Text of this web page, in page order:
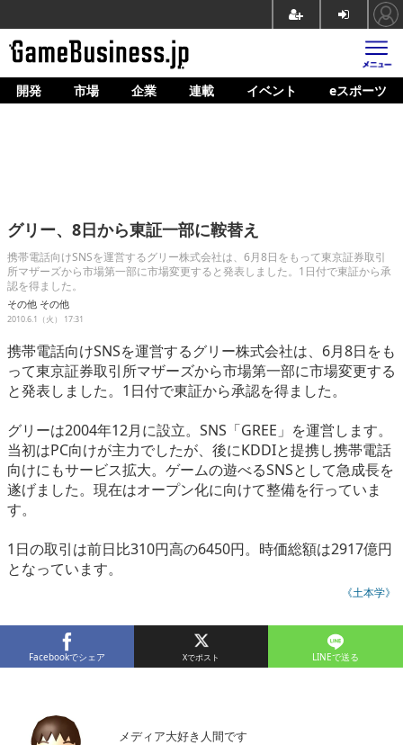
ホーム
企業動向
人材育成
産業政策
連載
イベント/セミナー
eスポーツ
開発 市場 企業 連載 イベント eスポーツ
グリー、8日から東証一部に鞍替え
携帯電話向けSNSを運営するグリー株式会社は、6月8日をもって東京証券取引
所マザーズから市場第一部に市場変更すると発表しました。1日付で東証から承
認を得ました。
その他 その他
2010.6.1（火） 17:31
携帯電話向けSNSを運営するグリー株式会社は、6月8日をも
って東京証券取引所マザーズから市場第一部に市場変更する
と発表しました。1日付で東証から承認を得ました。
グリーは2004年12月に設立。SNS「GREE」を運営します。
当初はPC向けが主力でしたが、後にKDDIと提携し携帯電話
向けにもサービス拡大。ゲームの遊べるSNSとして急成長を
遂げました。現在はオープン化に向けて整備を行っていま
す。
1日の取引は前日比310円高の6450円。時価総額は2917億円
となっています。
《土本学》
Facebookでシェア LINEで送る
メディア大好き人間です